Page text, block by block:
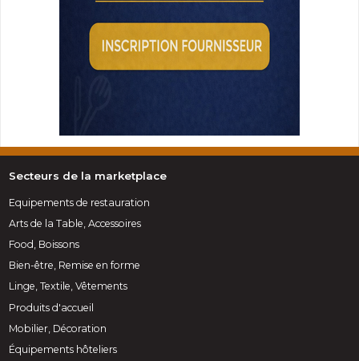
Secteurs de la marketplace
Equipements de restauration
Arts de la Table, Accessoires
Food, Boissons
Bien-être, Remise en forme
Linge, Textile, Vêtements
Produits d'accueil
Mobilier, Décoration
Équipements hôteliers